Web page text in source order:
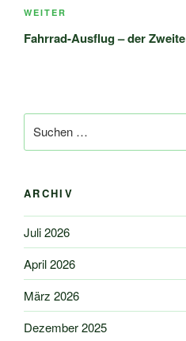
Nächster
Beitrag
WEITER
Fahrrad-Ausflug – der Zweite
nach:
ARCHIV
Juli 2026
April 2026
März 2026
Dezember 2025